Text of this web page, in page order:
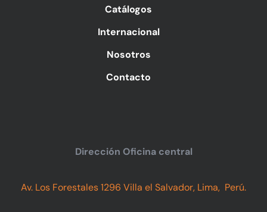
Catálogos
Internacional
Nosotros
Contacto
Dirección Oficina central
Av. Los Forestales 1296 Villa el Salvador, Lima, Perú.